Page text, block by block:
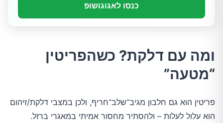
כנסו לאגוגושופ
ומה עם דלקת? כשהפריטין
“מטעה”
פריטין הוא גם חלבון מגיב־שלב־חריף, ולכן במצבי דלקת/זיהום
הוא עלול לעלות – ולהסתיר מחסור אמיתי במאגרי ברזל.